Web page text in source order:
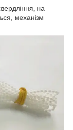
на
механізм